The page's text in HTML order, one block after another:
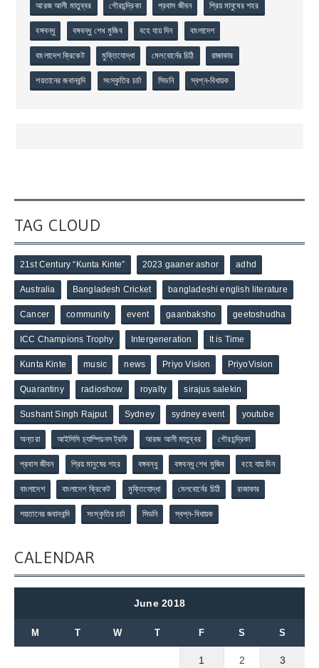
আরজ আলী মাতুব্বর গৌরচন্দ্রিকা প্রবাস জীবন প্রিয় মানুষের শহর
বঙ্গবন্ধু বঙ্গবন্ধু শেখ মুজিব বহে যায় দিন বাংলাদেশ
বাংলাদেশ ক্রিকেট মুক্তিযোদ্ধা মেলবোর্নের চিঠি রাজাকার
শয়তানের জবানবন্দি সংস্কৃতির চর্চা সিডনি স্বপ্ন-বিধায়ক
TAG CLOUD
21st Century “Kunta Kinte” 2023 gaaner ashor adhd
Australia Bangladesh Cricket bangladeshi english literature
Cancer community event gaanbaksho geetoshudha
ICC Champions Trophy Intergeneration It is Time
Kunta Kinte music news Priyo Vision PriyoVision
Quarantiny radioshow royalty sirajus salekin
Sushant Singh Rajput Sydney sydney event youtube
অন্তরা আইসিসি চ্যাম্পিয়নস ট্রফি আরজ আলী মাতুব্বর গৌরচন্দ্রিকা
প্রবাস জীবন প্রিয় মানুষের শহর বঙ্গবন্ধু বঙ্গবন্ধু শেখ মুজিব বহে যায় দিন
বাংলাদেশ বাংলাদেশ ক্রিকেট মুক্তিযোদ্ধা মেলবোর্নের চিঠি রাজাকার
শয়তানের জবানবন্দি সংস্কৃতির চর্চা সিডনি স্বপ্ন-বিধায়ক
CALENDAR
June 2018
M T W T F S S
1 2 3